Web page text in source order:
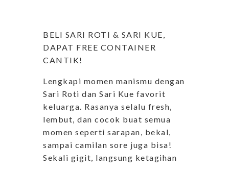
BELI SARI ROTI & SARI KUE,
DAPAT FREE CONTAINER
CANTIK!
Lengkapi momen manismu dengan
Sari Roti dan Sari Kue favorit
keluarga. Rasanya selalu fresh,
lembut, dan cocok buat semua
momen seperti sarapan, bekal,
sampai camilan sore juga bisa!
Sekali gigit, langsung ketagihan